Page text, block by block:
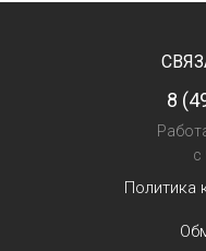
8
с
Политика